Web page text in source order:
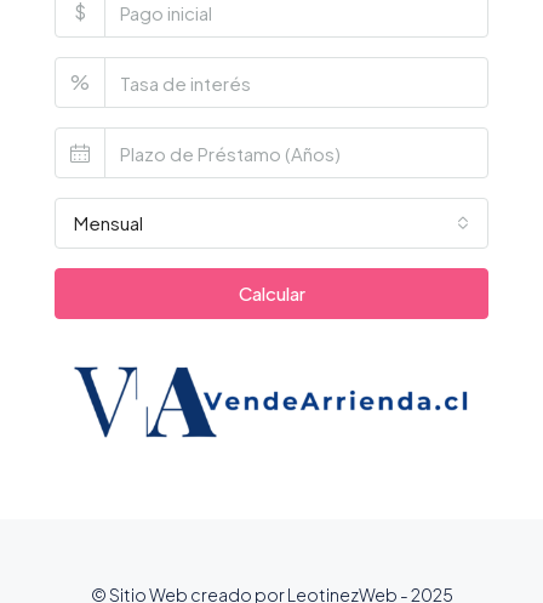
$
%
Mensual
Calcular
© Sitio Web creado por LeotinezWeb - 2025